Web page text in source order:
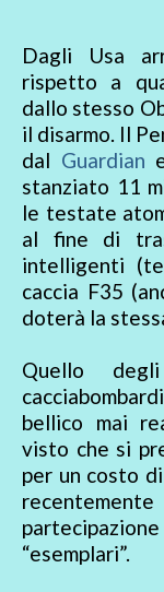
Dagli Usa
rispetto a
dallo stesso
il disarmo. Il
dal Guardian
stanziato 11
le testate
al fine di
intelligenti
caccia F35
doterà la
Quello
bellico mai
visto che si
per un costo
partecipazione
“esemplari”.